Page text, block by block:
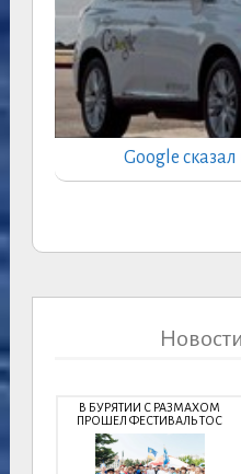
Google
В БУРЯТИИ С РАЗМАХОМ
ПРОШЕЛ ФЕСТИВАЛЬ ТОС